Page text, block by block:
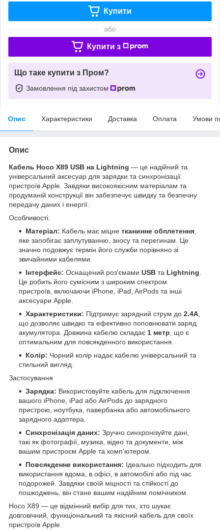
Купити
або
Купити з
Що таке купити з Пром?
Замовлення під захистом
Опис Характеристики Доставка Оплата Умови
Опис
Кабель Hoco X89 USB на Lightning — це надійний та
універсальний аксесуар для зарядки та синхронізації
пристроїв Apple. Завдяки високоякісним матеріалам та
продуманій конструкції він забезпечує швидку та безпечну
передачу даних і енергії.
Особливості:
Матеріал: Кабель має міцне тканинне обплетення
яке запобігає заплутуванню, зносу та перегинам. Це
значно подовжує термін його служби порівняно зі
звичайними кабелями.
Інтерфейс: Оснащений роз'ємами USB та Lightning
Це робить його сумісним з широким спектром
пристроїв, включаючи iPhone, iPad, AirPods та інші
аксесуари Apple.
Характеристики: Підтримує зарядний струм до 2.4А
що дозволяє швидко та ефективно поповнювати заряд
акумулятора. Довжина кабелю складає 1 метр , що є
оптимальним для повсякденного використання.
Колір: Чорний колір надає кабелю універсальний та
стильний вигляд.
Застосування
Зарядка: Використовуйте кабель для підключення
вашого iPhone, iPad або AirPods до зарядного
пристрою, ноутбука, павербанка або автомобільного
зарядного адаптера.
Синхронізація даних: Зручно синхронізуйте дані,
такі як фотографії, музика, відео та документи, між
вашим пристроєм Apple та комп'ютером.
Повсякденне використання: Ідеально підходить для
використання вдома, в офісі, в автомобілі або під час
подорожей. Завдяки своїй міцності та стійкості до
пошкоджень, він стане вашим надійним помічником.
Hoco X89 — це відмінний вибір для тих, хто шукає
довговічний, функціональний та якісний кабель для своїх
пристроїв Apple.